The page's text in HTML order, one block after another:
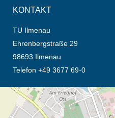
KONTAKT
TU Ilmenau
Ehrenbergstraße 29
98693 Ilmenau
Telefon +49 3677 69-0
Öffnet die Anfahrtsbeschreibung